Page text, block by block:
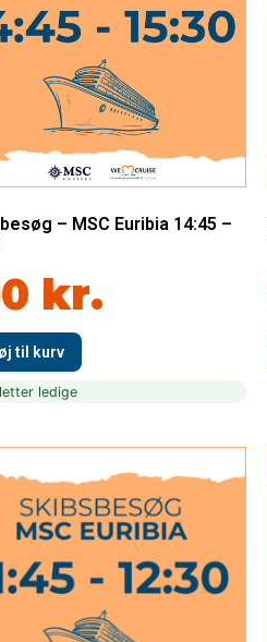
– MSC Euribia 14:45 –
kr.
ledige